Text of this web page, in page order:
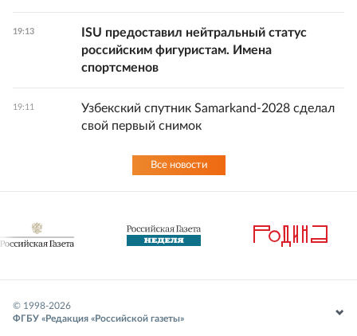
19:13
ISU предоставил нейтральный статус
российским фигуристам. Имена
спортсменов
19:11
Узбекский спутник Samarkand-2028 сделал
свой первый снимок
Все новости
© 1998-2026
ФГБУ «Редакция «Российской газеты»